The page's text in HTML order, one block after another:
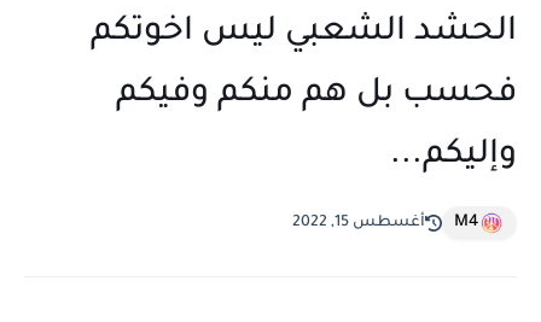
الحشد الشعبي ليس اخوتكم
فحسب بل هم منكم وفيكم
وإليكم...
M4 أغسطس 15, 2022